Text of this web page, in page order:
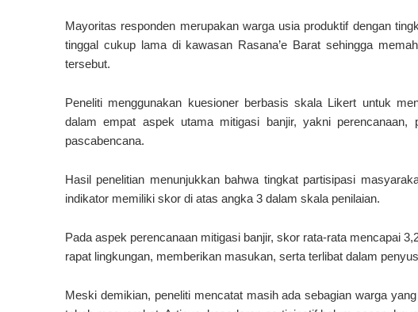
Mayoritas responden merupakan warga usia produktif dengan
tinggal cukup lama di kawasan Rasana’e Barat sehingga
tersebut.
Peneliti menggunakan kuesioner berbasis skala Likert untuk
dalam empat aspek utama mitigasi banjir, yakni perencanaan,
pascabencana.
Hasil penelitian menunjukkan bahwa tingkat partisipasi
indikator memiliki skor di atas angka 3 dalam skala penilaian.
Pada aspek perencanaan mitigasi banjir, skor rata-rata mencapai
rapat lingkungan, memberikan masukan, serta terlibat dalam
Meski demikian, peneliti mencatat masih ada sebagian warga